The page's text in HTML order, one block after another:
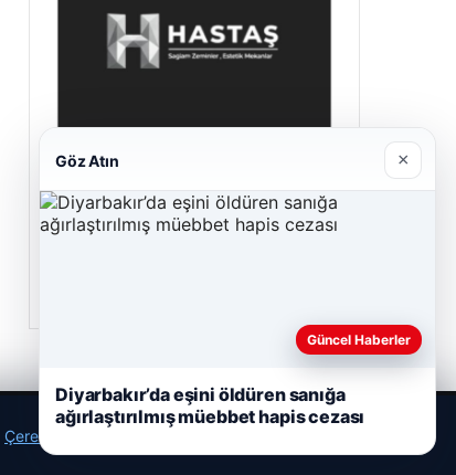
Prenses Night Club
Çerez Politikamız
Göz Atın ×
Güncel Haberler
Diyarbakır’da eşini öldüren sanığa
ağırlaştırılmış müebbet hapis cezası